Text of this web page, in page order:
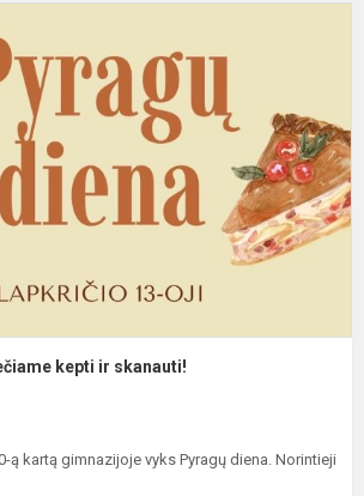
kepti ir skanauti!
ą kartą gimnazijoje vyks Pyragų diena. Norintieji